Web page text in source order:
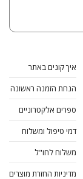
איך קונים באתר
הנחת הזמנה ראשונה
ספרים אלקטרוניים
דמי טיפול ומשלוח
משלוח לחו"ל
מדיניות החזרת מוצרים